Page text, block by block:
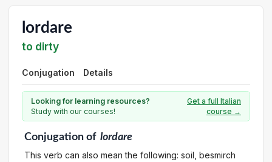
lordare
to dirty
Conjugation Details
Looking for learning resources?
Study with our courses!
Get a full Italian
course →
Conjugationof lordare
This verb can also mean the following: soil, besmirch